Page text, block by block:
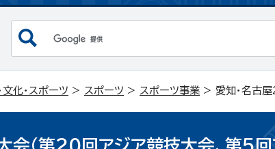
文化・スポーツ > スポーツ > スポーツ事業 > 愛知・名古
（第20回アジア競技大会、第5回